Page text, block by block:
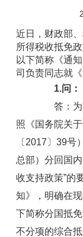
近日，财政部
所得税收抵免
以下简称《通
司负责同志就
1.问
答：为
照《国务院关
〔2017〕39号
总部）分回国
收支持政策”的
知》，明确在
下简称分国抵
不分项的综合